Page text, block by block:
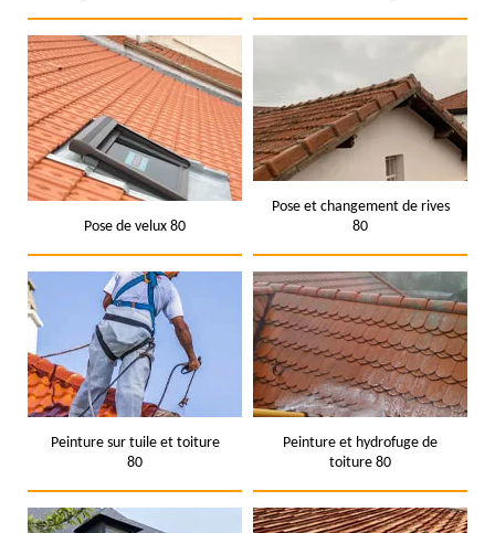
Pose de velux 80
Pose et changement de rives
80
Peinture sur tuile et toiture
80
Peinture et hydrofuge de
toiture 80